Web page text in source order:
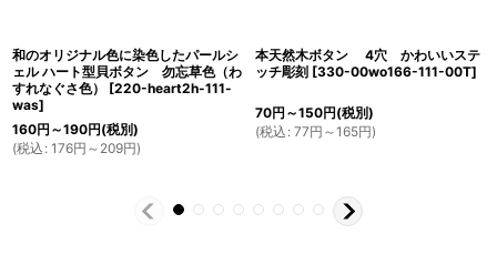
和のオリジナル色に染色したパールシ
ェル ハート型貝ボタン 勿忘草色（わ
すれなぐさ色）
[220-heart2h-111-
was]
160円 ～190円(税別)
(税込 : 176円 ～209円)
本天然木ボタン 4穴 かわいいステ
ッチ彫刻 [330-00wo166-111-00T]
70円 ～150円(税別)
(税込 : 77円 ～165円)